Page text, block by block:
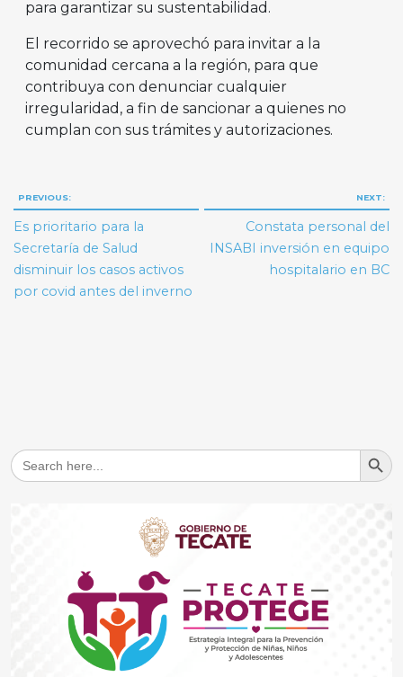
para garantizar su sustentabilidad.
El recorrido se aprovechó para invitar a la
comunidad cercana a la región, para que
contribuya con denunciar cualquier
irregularidad, a fin de sancionar a quienes no
cumplan con sus trámites y autorizaciones.
Navegación
de
entradas
PREVIOUS:
Es prioritario para la
Secretaría de Salud
disminuir los casos activos
por covid antes del inverno
NEXT:
Constata personal del
INSABI inversión en equipo
hospitalario en BC
Search
for:
Search